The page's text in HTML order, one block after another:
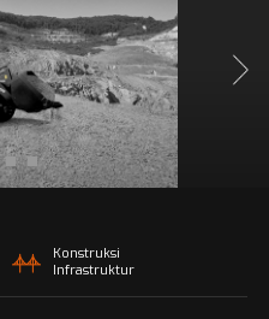
Konstruksi
Infrastruktur